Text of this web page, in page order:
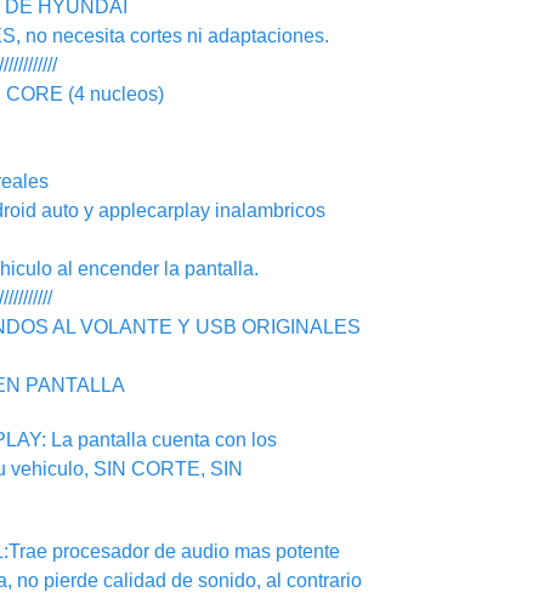
HYUNDAI
no necesita cortes ni adaptaciones.
CORE (4 nucleos)
auto y applecarplay inalambricos
al encender la pantalla.
AL VOLANTE Y USB ORIGINALES
PANTALLA
La pantalla cuenta con los
vehiculo, SIN CORTE, SIN
procesador de audio mas potente
no pierde calidad de sonido, al contrario